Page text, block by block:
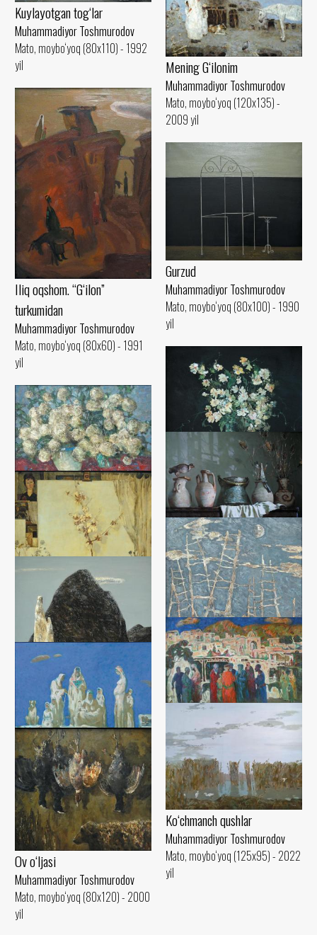
Kuylayotgan tog‘lar
Muhammadiyor Toshmurodov
Mato, moybo‘yoq (80x110) - 1992
yil
Mening G‘ilonim
Muhammadiyor Toshmurodov
Mato, moybo‘yoq (120x135) -
2009 yil
Iliq oqshom. “G‘ilon”
turkumidan
Muhammadiyor Toshmurodov
Mato, moybo‘yoq (80x60) - 1991
yil
Gurzud
Muhammadiyor Toshmurodov
Mato, moybo‘yoq (80x100) - 1990
yil
Jasmin
Muhammadiyor Toshmurodov
Mato, moybo‘yoq (70x80) - 2015
yil
Buldenejlar
Muhammadiyor Toshmurodov
Mato, moybo‘yoq (60x90) - 1999
yil
Ustaxonada
Muhammadiyor Toshmurodov
Mato, moybo‘yoq (60x90) - 2016
yil
Toza mato
Muhammadiyor Toshmurodov
Mato, moybo‘yoq (130x140) -
1988 yil
Ko‘xna Urganch
Muhammadiyor Toshmurodov
Mato, moybo‘yoq (96x100) - 1999
Muhammadiyor Toshmurodov
Mato, moybo‘yoq (100x130) -
1994 yil
Shom
Muhammadiyor Toshmurodov
Mato, moybo‘yoq (110x130) - 2017
yil
G‘ilonlik ayollar
Muhammadiyor Toshmurodov
Mato, moybo‘yoq (120x140) -
2022 yil
Ko‘chmanch qushlar
Muhammadiyor Toshmurodov
Mato, moybo‘yoq (125x95) - 2022
yil
Ov o‘ljasi
Muhammadiyor Toshmurodov
Mato, moybo‘yoq (80x120) - 2000
yil